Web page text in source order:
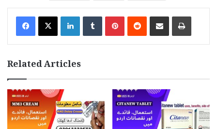
LinkedInTumblrPinterestReddit Share via Email Print
Related Articles